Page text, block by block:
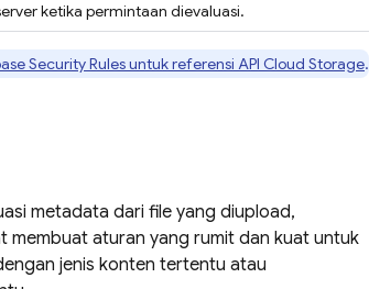
ketika permintaan dievaluasi.
Security Rulesuntuk referensi API Cloud Storage.
metadata dari file yang diupload,
aturan yang rumit dan kuat untuk
jenis konten tertentu atau